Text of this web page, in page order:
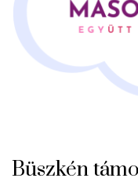
Büszkén